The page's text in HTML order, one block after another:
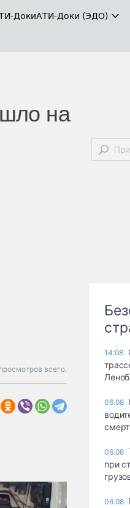
ДокиАТИ-Доки (ЭДО)
на
всего.
14:08
06.08
06.08
при
06.08